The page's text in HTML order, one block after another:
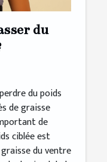
du
du poids
de graisse
de
ciblée est
du ventre